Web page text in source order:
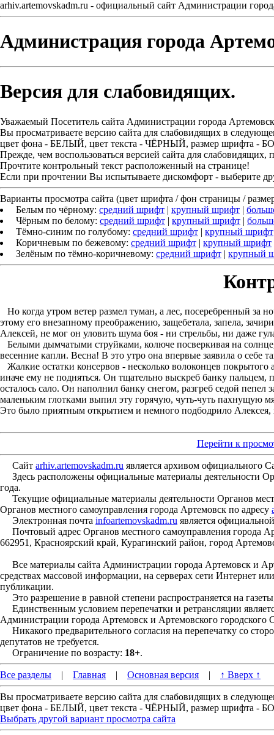
arhiv.artemovskadm.ru - официальный сайт Администрации
Администрация города
Версия для слабовидящих.
Уважаемый Посетитель сайта Администрации города
Вы просматриваете версию сайта для слабовидящих в
цвет фона - БЕЛЫЙ, цвет текста - ЧЁРНЫЙ, размер шрифта -
Прежде, чем воспользоваться версией сайта для
Прочтите контрольный текст расположенный на странице!
Если при прочтении Вы испытываете дискомфорт - выберите
Варианты просмотра сайта (цвет шрифта / фон страницы /
Белым по чёрному: средний шрифт | крупный шрифт |
Чёрным по белому: средний шрифт | крупный шрифт |
Тёмно-синим по голубому: средний шрифт | крупный шрифт
Коричневым по бежевому: средний шрифт | крупный шрифт
Зелёным по тёмно-коричневому: средний шрифт | крупный
Но когда утром ветер размел туман, а лес, посеребренный за
этому его внезапному преображению, защебетала, запела,
Алексей, не мог он уловить шума боя - ни стрельбы, ни даже
Белыми дымчатыми струйками, колюче посверкивая на
весенние капли. Весна! В это утро она впервые заявила о себе
Жалкие остатки консервов - несколько волоконцев
иначе ему не подняться. Он тщательно выскреб банку пальцем,
осталось сало. Он наполнил банку снегом, разгреб седой
маленьким глотками выпил эту горячую, чуть-чуть пахнущую
Это было приятным открытием и немного подбодрило Алексея,
Перейти к
Сайт arhiv.artemovskadm.ru является архивом официального
Здесь расположены официальные материалы деятельности
года.
Текущие официальные материалы деятельности Органов
Органов местного самоуправления города Артемовск по адресу
Электронная почта infoartemovskadm.ru является
Почтовый адрес Органов местного самоуправления города
662951, Красноярский край, Курагинский район, город
Все материалы сайта Администрации города Артемовск и
средствах массовой информации, на серверах сети Интернет
публикации.
Это разрешение в равной степени распространяется на
Единственным условием перепечатки и ретрансляции
Администрации города Артемовск и Артемовского городского
Никакого предварительного согласия на перепечатку со
депутатов не требуется.
Ограничение по возрасту: 18+.
Все разделы | Главная | Основная версия | ↑ Вверх ↑
Вы просматриваете версию сайта для слабовидящих в
цвет фона - БЕЛЫЙ, цвет текста - ЧЁРНЫЙ, размер шрифта -
Выбрать другой вариант просмотра сайта